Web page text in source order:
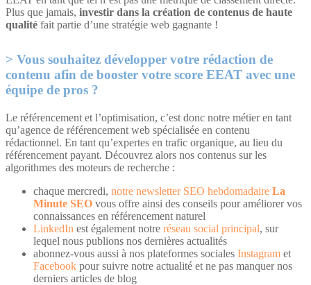
Plus que jamais, investir dans la création de contenus de haute
qualité fait partie d’une stratégie web gagnante !
Vous souhaitez développer votre rédaction de
contenu afin de booster votre score EEAT avec une
équipe de pros ?
Le référencement et l’optimisation, c’est donc notre métier en tant
qu’agence de référencement web spécialisée en contenu
rédactionnel. En tant qu’expertes en trafic organique, au lieu du
référencement payant. Découvrez alors nos contenus sur les
algorithmes des moteurs de recherche :
chaque mercredi, notre newsletter SEO hebdomadaire La
Minute SEO vous offre ainsi des conseils pour améliorer vos
connaissances en référencement naturel
LinkedIn est également notre réseau social principal, sur
lequel nous publions nos dernières actualités
abonnez-vous aussi à nos plateformes sociales Instagram et
Facebook pour suivre notre actualité et ne pas manquer nos
derniers articles de blog